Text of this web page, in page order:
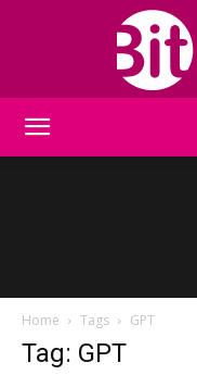
Home Tags GPT
Tag: GPT